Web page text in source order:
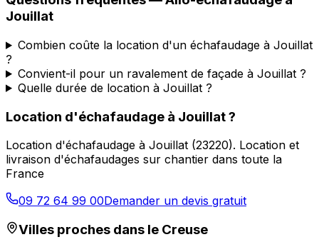
Jouillat
Combien coûte la location d'un échafaudage à Jouillat
?
Convient-il pour un ravalement de façade à Jouillat ?
Quelle durée de location à Jouillat ?
Location d'échafaudage à Jouillat?
Location d'échafaudage à Jouillat (23220). Location et
livraison d'échafaudages sur chantier dans toute la
France
09 72 64 99 00Demander un devis gratuit
Villes proches dans le Creuse